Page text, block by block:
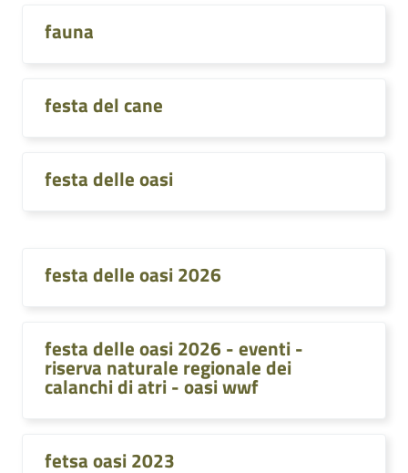
fauna
festa del cane
festa delle oasi
festa delle oasi 2026
festa delle oasi 2026 - eventi -
riserva naturale regionale dei
calanchi di atri - oasi wwf
fetsa oasi 2023